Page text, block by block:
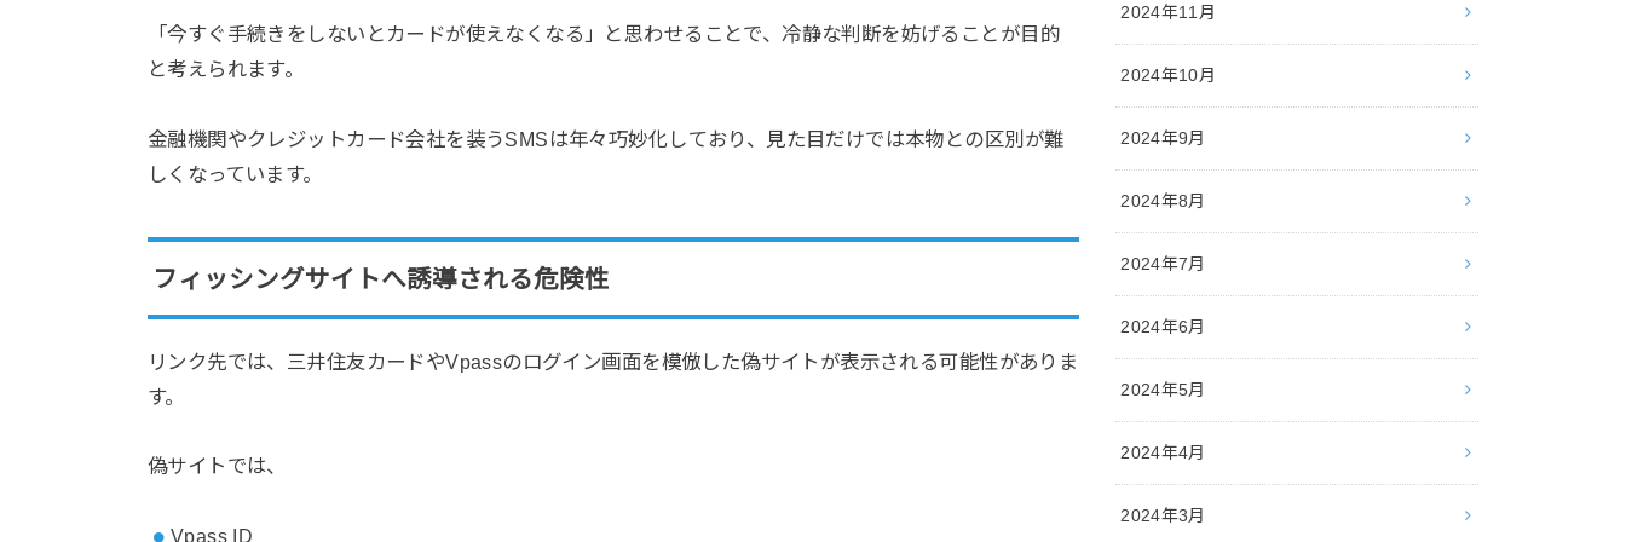
「今すぐ手続きをしないとカードが使えなくなる」と思わせることで、冷静な判断を妨げることが目的
と考えられます。
金融機関やクレジットカード会社を装うSMSは年々巧妙化しており、見た目だけでは本物との区別が難
しくなっています。
フィッシングサイトへ誘導される危険性
リンク先では、三井住友カードやVpassのログイン画面を模倣した偽サイトが表示される可能性がありま
す。
偽サイトでは、
Vpass ID
2024年11月
2024年10月
2024年9月
2024年8月
2024年7月
2024年6月
2024年5月
2024年4月
2024年3月